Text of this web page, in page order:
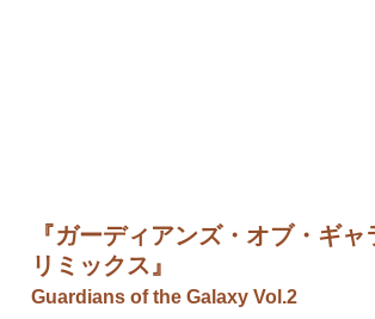
『ガーディアンズ・オブ・ギャ
リミックス』
Guardians of the Galaxy Vol.2